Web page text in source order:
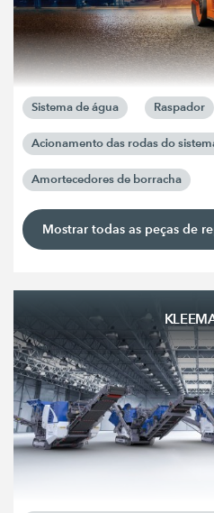
Sistema de água Raspador
Acionamento das rodas do
Amortecedores de borracha
Mostrar todas as peças de